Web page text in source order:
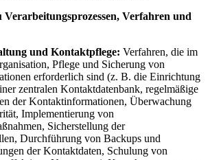
Verarbeitungsprozessen, Verfahren und
und Kontaktpflege: Verfahren, die im
Pflege und Sicherung von
erforderlich sind (z. B. die Einrichtung
zentralen Kontaktdatenbank, regelmäßige
der Kontaktinformationen, Überwachung
Implementierung von
Sicherstellung der
Durchführung von Backups und
der Kontaktdaten, Schulung von